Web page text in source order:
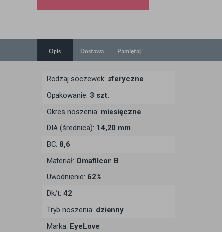
Opis Dostawa Pamiętaj
Rodzaj soczewek: sferyczne
Opakowanie: 3 szt.
Okres noszenia: miesięczne
DIA (średnica): 14,20 mm
BC: 8,6
Materiał: Omafilcon B
Uwodnienie: 62%
Dk/t: 42
Tryb noszenia: dzienny
Marka: EyeLove